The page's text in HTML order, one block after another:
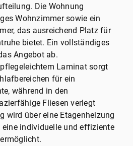
Die Wohnung
Wohnzimmer sowie ein
das ausreichend Platz für
bietet. Ein vollständiges
Angebot ab.
Laminat sorgt
für ein
während in den
Fliesen verlegt
wird über eine Etagenheizung
eine individuelle und effiziente